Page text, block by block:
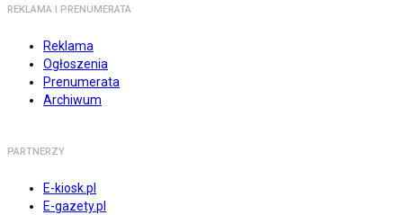
REKLAMA I PRENUMERATA
Reklama
Ogłoszenia
Prenumerata
Archiwum
PARTNERZY
E-kiosk.pl
E-gazety.pl